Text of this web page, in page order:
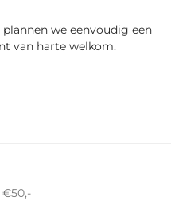
we eenvoudig een
van harte welkom.